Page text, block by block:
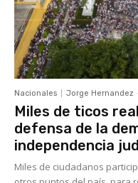
Nacionales Jorge Hernandez
Miles de ticos
defensa de la
independencia
Miles de ciudadanos